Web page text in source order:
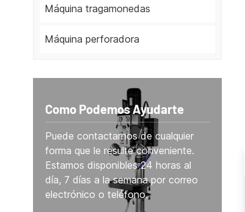
Máquina tragamonedas
Máquina perforadora
Como Podemos Ayudarte
Puede contactarnos de cualquier
forma que le resulte conveniente.
Estamos disponibles 24 horas al
día, 7 días a la semana por correo
electrónico o teléfono.